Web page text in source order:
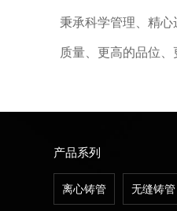
秉承科学管理、精
质量、更高的品位
产品系列
离心铸管 无缝铸管